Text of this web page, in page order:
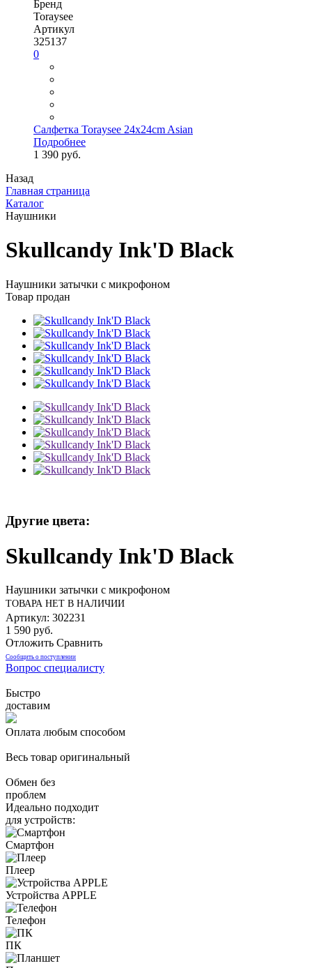
Бренд
Toraysee
Артикул
325137
0
Салфетка Toraysee 24x24cm Asian
Подробнее
1 390 руб.
Назад
Главная страница
Каталог
Наушники
Skullcandy Ink'D Black
Наушники затычки с микрофоном
Товар продан
Другие цвета:
Skullcandy Ink'D Black
Наушники затычки с микрофоном
ТОВАРА НЕТ В НАЛИЧИИ
Артикул: 302231
1 590 руб.
Отложить Сравнить
Сообщить о поступлении
Вопрос специалисту
Быстро
доставим
Оплата любым способом
Весь товар оригинальный
Обмен без
проблем
Идеально подходит
для устройств:
Смартфон
Плеер
Устройства APPLE
Телефон
ПК